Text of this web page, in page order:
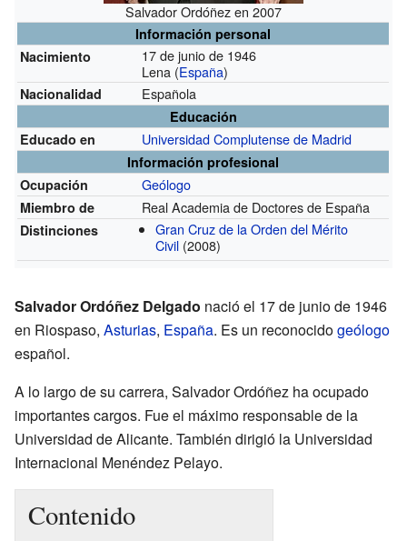
Salvador Ordóñez en 2007
Información personal
Nacimiento
17 de junio de 1946
Lena (España)
Nacionalidad Española
Educación
Educado en
Universidad Complutense de Madrid
Información profesional
Ocupación
Geólogo
Miembro de Real Academia de Doctores de España
Distinciones
Gran Cruz de la Orden del Mérito
Civil (2008)
Salvador Ordóñez Delgado nació el 17 de junio de 1946
en Riospaso, Asturias, España. Es un reconocidogeólogo
español.
A lo largo de su carrera, Salvador Ordóñez ha ocupado
importantes cargos. Fue el máximo responsable de la
Universidad de Alicante. También dirigió la Universidad
Internacional Menéndez Pelayo.
Contenido